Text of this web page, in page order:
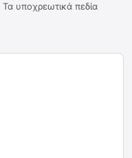
Τα υποχρεωτικά πεδία